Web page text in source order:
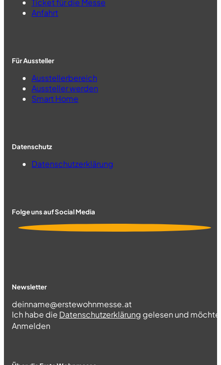
Ticket für die Messe
Anfahrt
Für Aussteller
Ausstellerbereich
Aussteller werden
Smart Home
Datenschutz
Datenschutzerklärung
Folge uns auf Social Media
Newsletter
Section
Ich habe die Datenschutzerklärung gelesen und
Abschnitt
Anmelden